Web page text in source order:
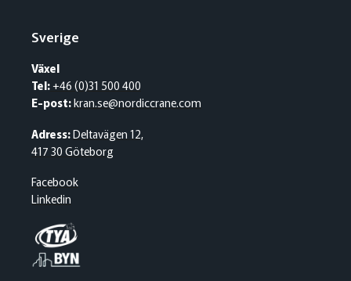
Sverige
Växel
Tel:+46 (0)31 500 400
E-post:kran.se@nordiccrane.com
Adress:Deltavägen 12,
417 30 Göteborg
Facebook
Linkedin